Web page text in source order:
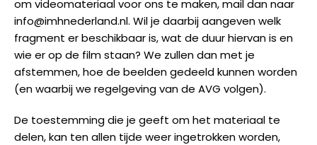
om videomateriaal voor ons te maken, mail dan naar
info@imhnederland.nl. Wil je daarbij aangeven welk
fragment er beschikbaar is, wat de duur hiervan is en
wie er op de film staan? We zullen dan met je
afstemmen, hoe de beelden gedeeld kunnen worden
(en waarbij we regelgeving van de AVG volgen).
De toestemming die je geeft om het materiaal te
delen, kan ten allen tijde weer ingetrokken worden,